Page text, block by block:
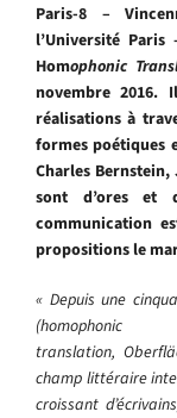
Paris-8 –
l’Université
Homophonic
novembre 2016.
réalisations à
formes poétiques
Charles Bernstein,
sont d’ores et
communication
propositions le
« Depuis une
translation,
champ littéraire
croissant